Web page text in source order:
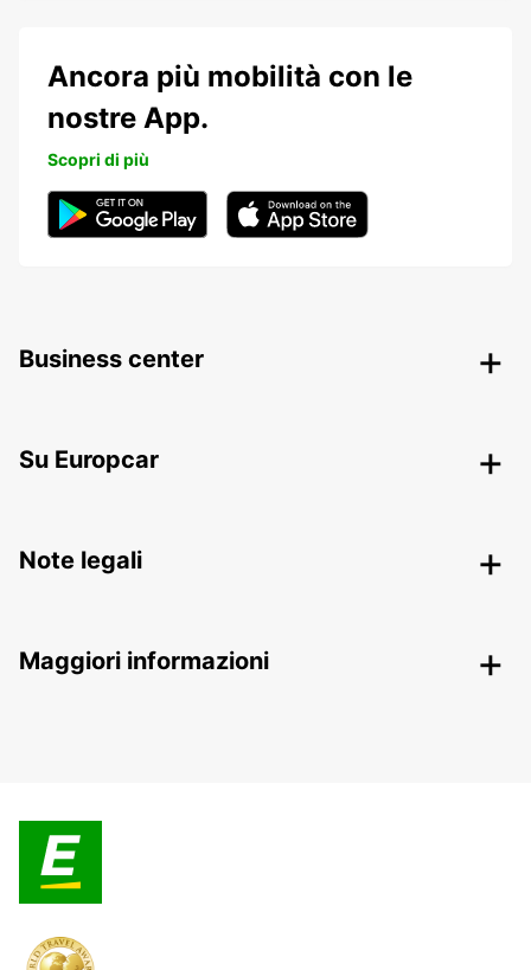
Ancora più mobilità con le
nostre App.
Scopri di più
Business center
Su Europcar
Note legali
Maggiori informazioni